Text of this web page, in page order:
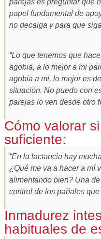
parejas es preguntar qué
papel fundamental de
no decaiga y para que
“Lo que tenemos que
agobia, a lo mejor a mi
agobia a mi, lo mejor es
situación. No puedo con
parejas lo ven desde otro
Cómo valorar
suficiente:
“En la lactancia hay
¿Qué me va a hacer a mí
alimentando bien? Una
control de los pañales
Inmadurez
habituales de